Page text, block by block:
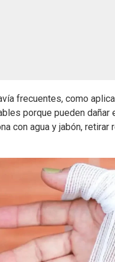
frecuentes, como
porque pueden dañar
con agua y jabón,